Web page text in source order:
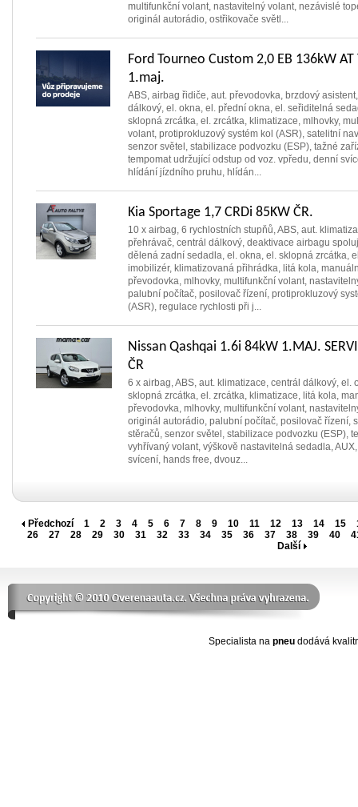
multifunkční volant, nastavitelný volant, nezávislé
originál autorádio, ostřikovače světl...
Ford Tourneo Custom 2,0 EB 136kW
1.maj.
ABS, airbag řidiče, aut. převodovka, brzdový
dálkový, el. okna, el. přední okna, el. seřiditelná
sklopná zrcátka, el. zrcátka, klimatizace, mlhovky,
volant, protiprokluzový systém kol (ASR), satelitní
senzor světel, stabilizace podvozku (ESP), tažné
tempomat udržující odstup od voz. vpředu, denní
hlídání jízdního pruhu, hlídán...
Kia Sportage 1,7 CRDi 85KW ČR.
10 x airbag, 6 rychlostních stupňů, ABS, aut.
přehrávač, centrál dálkový, deaktivace airbagu
dělená zadní sedadla, el. okna, el. sklopná zrcátka,
imobilizér, klimatizovaná přihrádka, litá kola,
převodovka, mlhovky, multifunkční volant,
palubní počítač, posilovač řízení, protiprokluzový
(ASR), regulace rychlosti při j...
Nissan Qashqai 1.6i 84kW 1.MAJ.
ČR
6 x airbag, ABS, aut. klimatizace, centrál dálkový, el.
sklopná zrcátka, el. zrcátka, klimatizace, litá kola,
převodovka, mlhovky, multifunkční volant,
originál autorádio, palubní počítač, posilovač řízení,
stěračů, senzor světel, stabilizace podvozku (ESP),
vyhřívaný volant, výškově nastavitelná sedadla,
svícení, hands free, dvouz...
Předchozí 1 2 3 4 5 6 7 8 9 10 11 12 13 14 15
26
27 28 29 30 31 32 33 34 35 36 37 38 39 40
Další
Specialista na pneu dodává